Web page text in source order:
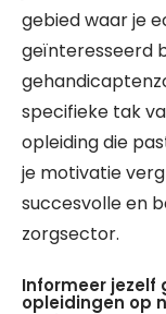
gebied waar je
geïnteresseerd
specifieke tak
opleiding die
je motivatie
succesvolle en
zorgsector.
Informeer jezelf
opleidingen op